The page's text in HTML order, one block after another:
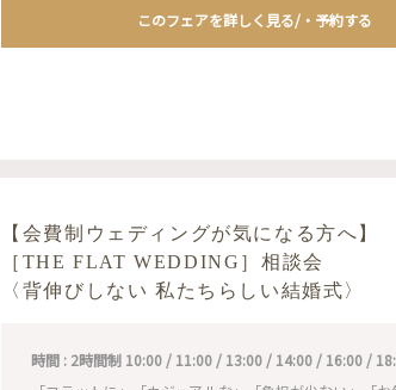
このフェアを詳しく見る/・予約する
【会費制ウェディングが気になる方へ】
［THE FLAT WEDDING］相談会
〈背伸びしない 私たちらしい結婚式〉
時間 : 2時間制 10:00 / 11:00 / 13:00 / 14:00 / 16:00 /